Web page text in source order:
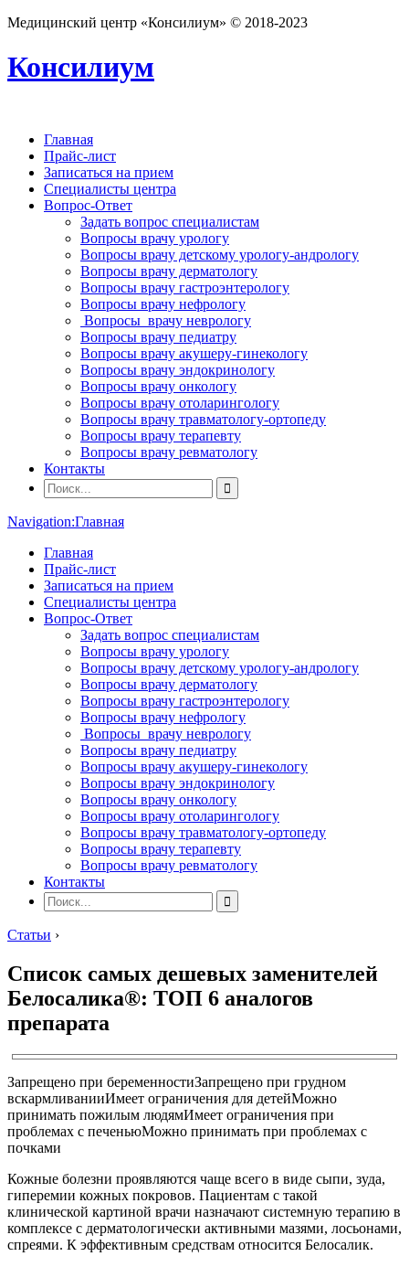
Медицинский центр «Консилиум» © 2018-2023
Консилиум
Главная
Прайс-лист
Записаться на прием
Специалисты центра
Вопрос-Ответ
Задать вопрос специалистам
Вопросы врачу урологу
Вопросы врачу детскому урологу-андрологу
Вопросы врачу дерматологу
Вопросы врачу гастроэнтерологу
Вопросы врачу нефрологу
Вопросы врачу неврологу
Вопросы врачу педиатру
Вопросы врачу акушеру-гинекологу
Вопросы врачу эндокринологу
Вопросы врачу онкологу
Вопросы врачу отоларингологу
Вопросы врачу травматологу-ортопеду
Вопросы врачу терапевту
Вопросы врачу ревматологу
Контакты
Navigation:Главная
Главная
Прайс-лист
Записаться на прием
Специалисты центра
Вопрос-Ответ
Задать вопрос специалистам
Вопросы врачу урологу
Вопросы врачу детскому урологу-андрологу
Вопросы врачу дерматологу
Вопросы врачу гастроэнтерологу
Вопросы врачу нефрологу
Вопросы врачу неврологу
Вопросы врачу педиатру
Вопросы врачу акушеру-гинекологу
Вопросы врачу эндокринологу
Вопросы врачу онкологу
Вопросы врачу отоларингологу
Вопросы врачу травматологу-ортопеду
Вопросы врачу терапевту
Вопросы врачу ревматологу
Контакты
Статьи ›
Список самых дешевых заменителей
Белосалика®: ТОП 6 аналогов
препарата
Запрещено при беременностиЗапрещено при грудном
вскармливанииИмеет ограничения для детейМожно
принимать пожилым людямИмеет ограничения при
проблемах с печеньюМожно принимать при проблемах с
почками
Кожные болезни проявляются чаще всего в виде сыпи, зуда,
гиперемии кожных покровов. Пациентам с такой
клинической картиной врачи назначают системную терапию в
комплексе с дерматологически активными мазями, лосьонами,
спреями. К эффективным средствам относится Белосалик.